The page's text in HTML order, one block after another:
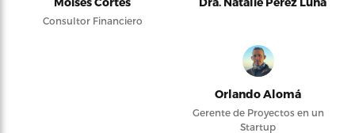
Consultor Financiero
Orlando Alomá
Gerente de Proyectos en un
Startup